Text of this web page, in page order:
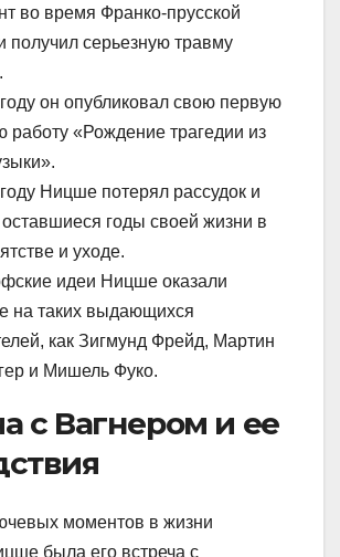
во время Франко-прусской
получил серьезную травму
он опубликовал свою первую
работу «Рождение трагедии из
Ницше потерял рассудок и
годы своей жизни в
и уходе.
идеи Ницше оказали
на таких выдающихся
как Зигмунд Фрейд, Мартин
и Мишель Фуко.
с Вагнером и ее
моментов в жизни
была его встреча с